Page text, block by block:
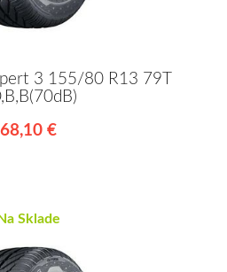
3 155/80 R13 79T
68,10 €
Na Sklade